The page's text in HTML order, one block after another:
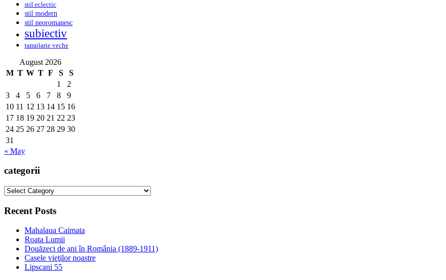
stil eclectic
stil modern
stil neoromanesc
subiectiv
tamplarie veche
August 2026
M T W T F S
S
1
2
3
4 5 6 7 8
9
10 11 12 13 14 15 16
17 18 19 20 21 22 23
24 25 26 27 28 29 30
31
« May
categorii
categorii
Recent Posts
Mahalaua Caimata
Roata Lumii
Douăzeci de ani în România (1889-1911)
Casele vieţilor noastre
Lipscani 55